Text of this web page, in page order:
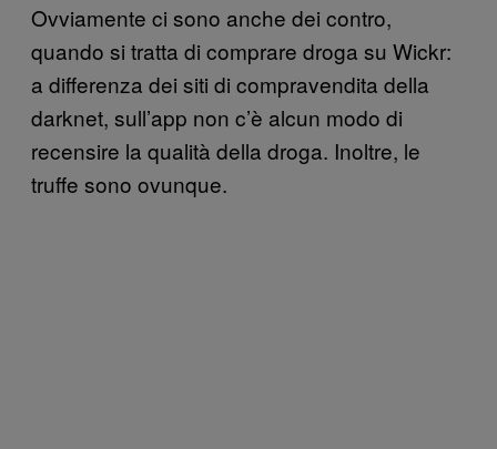
Ovviamente ci sono anche dei contro,
quando si tratta di comprare droga su Wickr:
a differenza dei siti di compravendita della
darknet, sull’app non c’è alcun modo di
recensire la qualità della droga. Inoltre, le
truffe sono ovunque.